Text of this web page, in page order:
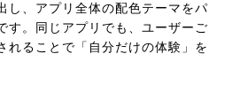
し、アプリ全体の配色テーマをパ
す。同じアプリでも、ユーザーご
れることで「自分だけの体験」を